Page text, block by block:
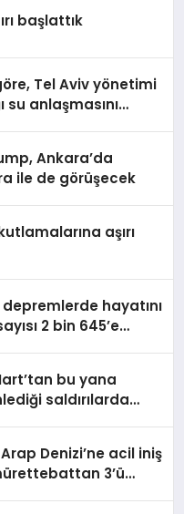
başlattık
Tel Aviv yönetimi
su anlaşmasını
Ankara’da
ile de görüşecek
aşırı
hayatını
2 bin 645’e
bu yana
saldırılarda
Denizi’ne acil iniş
3’ü